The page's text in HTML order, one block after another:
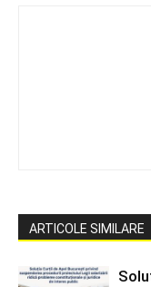
ARTICOLE SIMILARE